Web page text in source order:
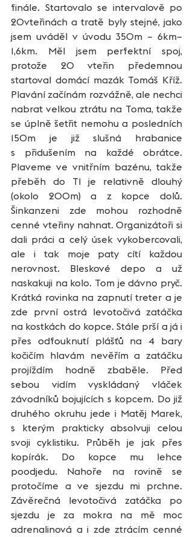
finále. Startovalo se intervalově po
20vteřinách a tratě byly stejné, jako
jsem uváděl v úvodu 350m – 6km–
1,6km. Měl jsem perfektní spoj,
protože 20 vteřin předemnou
startoval domácí mazák Tomáš Kříž.
Plavání začínám rozvážně, ale nechci
nabrat velkou ztrátu na Toma, takže
se úplně šetřit nemohu a posledních
150m je již slušná hrabanice
s přidušením na každé obrátce.
Plaveme ve vnitřním bazénu, takže
přeběh do T1 je relativně dlouhý
(okolo 200m) a z kopce dolů.
Šinkanzeni zde mohou rozhodně
cenné vteřiny nahnat. Organizátoři si
dali práci a celý úsek vykobercovali,
ale i tak moje paty cítí každou
nerovnost. Bleskové depo a už
naskakuji na kolo. Tom je dávno pryč.
Krátká rovinka na zapnutí treter a je
zde první ostrá levotočivá zatáčka
na kostkách do kopce. Stále prší a já i
přes odfouknutí plášťů na 4 bary
kočičím hlavám nevěřím a zatáčku
projíždím hodně zbaběle. Před
sebou vidím vyskládaný vláček
závodníků bojujících s kopcem. Do již
druhého okruhu jede i Matěj Marek,
s kterým prakticky absolvuji celou
svoji cyklistiku. Průběh je jak přes
kopírák. Do kopce mu lehce
poodjedu. Nahoře na rovině se
protočíme a ve sjezdu mi prchne.
Závěrečná levotočivá zatáčka po
sjezdu je za mokra na mě moc
adrenalinová a i zde ztrácím cenné